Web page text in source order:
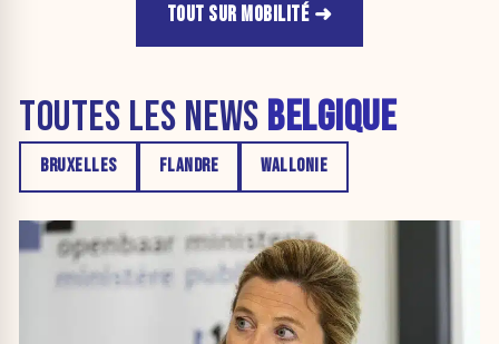
TOUT SUR MOBILITÉ
TOUTES LES NEWS BELGIQUE
BRUXELLES FLANDRE WALLONIE